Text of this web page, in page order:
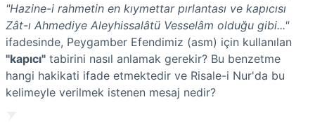
"Hazine-i rahmetin en kıymettar pırlantası ve kapıcısı
Zât-ı Ahmediye Aleyhissalâtü Vesselâm olduğu gibi..."
ifadesinde, Peygamber Efendimiz (asm) için kullanılan
"kapıcı" tabirini nasıl anlamak gerekir? Bu benzetme
hangi hakikati ifade etmektedir ve Risale-i Nur'da bu
kelimeyle verilmek istenen mesaj nedir?